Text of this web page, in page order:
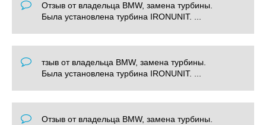
Отзыв от владельца BMW, замена турбины.
Была установлена турбина IRONUNIT. ...
тзыв от владельца BMW, замена турбины.
Была установлена турбина IRONUNIT. ...
Отзыв от владельца BMW, замена турбины.